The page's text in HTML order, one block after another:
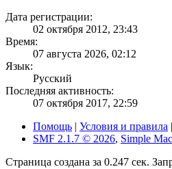
Дата регистрации:
02 октября 2012, 23:43
Время:
07 августа 2026, 02:12
Язык:
Русский
Последняя активность:
07 октября 2017, 22:59
Помощь | Условия и правила |
SMF 2.1.7 © 2026, Simple
Страница создана за 0.247 сек.